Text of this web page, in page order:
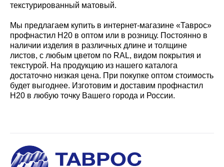
текстурированный матовый.
Мы предлагаем купить в интернет-магазине «Таврос»
профнастил Н20 в оптом или в розницу. Постоянно в
наличии изделия в различных длине и толщине
листов, с любым цветом по RAL, видом покрытия и
текстурой. На продукцию из нашего каталога
достаточно низкая цена. При покупке оптом стоимость
будет выгоднее. Изготовим и доставим профнастил
Н20 в любую точку Вашего города и России.